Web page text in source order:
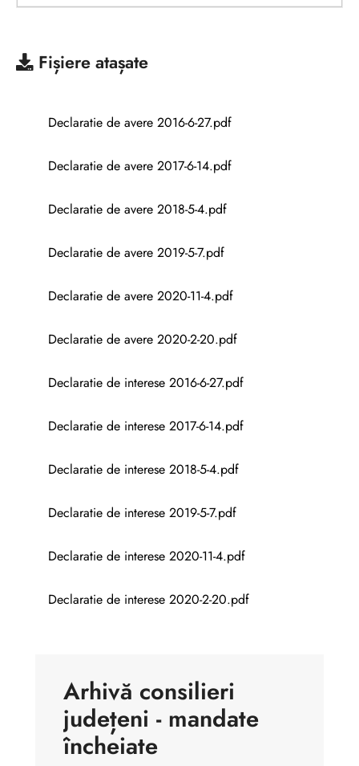
Fișiere atașate
Declaratie de avere 2016-6-27.pdf
Declaratie de avere 2017-6-14.pdf
Declaratie de avere 2018-5-4.pdf
Declaratie de avere 2019-5-7.pdf
Declaratie de avere 2020-11-4.pdf
Declaratie de avere 2020-2-20.pdf
Declaratie de interese 2016-6-27.pdf
Declaratie de interese 2017-6-14.pdf
Declaratie de interese 2018-5-4.pdf
Declaratie de interese 2019-5-7.pdf
Declaratie de interese 2020-11-4.pdf
Declaratie de interese 2020-2-20.pdf
Arhivă consilieri
județeni - mandate
încheiate